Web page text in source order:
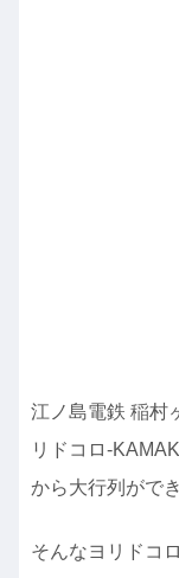
江ノ島電鉄 稲村
リドコロ-
から大行列がで
そんなヨリドコ